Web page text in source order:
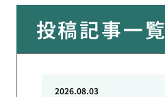
投稿記事一覧
2026.08.03